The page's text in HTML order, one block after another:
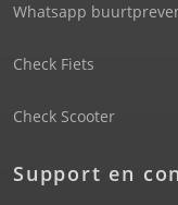
Whatsapp
Check Fiets
Check Scooter
Support en